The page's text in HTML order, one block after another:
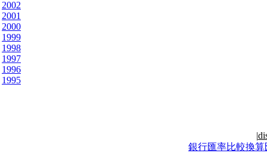
2002
2001
2000
1999
1998
1997
1996
1995
|
銀行匯率比較換算